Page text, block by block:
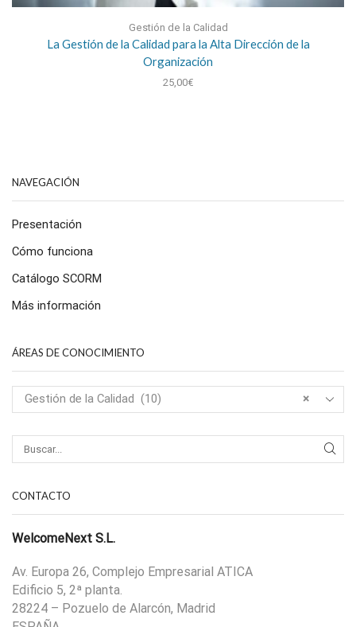
Gestión de la Calidad
La Gestión de la Calidad para la Alta Dirección de la
Organización
25,00€
NAVEGACIÓN
Presentación
Cómo funciona
Catálogo SCORM
Más información
ÁREAS DE CONOCIMIENTO
×
Gestión de la Calidad (10)
CONTACTO
WelcomeNext S.L.
Av. Europa 26, Complejo Empresarial ATICA
Edificio 5, 2ª planta.
28224 – Pozuelo de Alarcón, Madrid